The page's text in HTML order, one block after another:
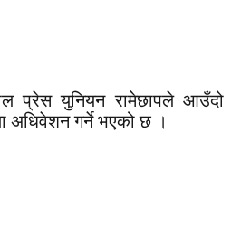
प्रेस युनियन रामेछापले आउँदो
अधिवेशन गर्ने भएको छ ।